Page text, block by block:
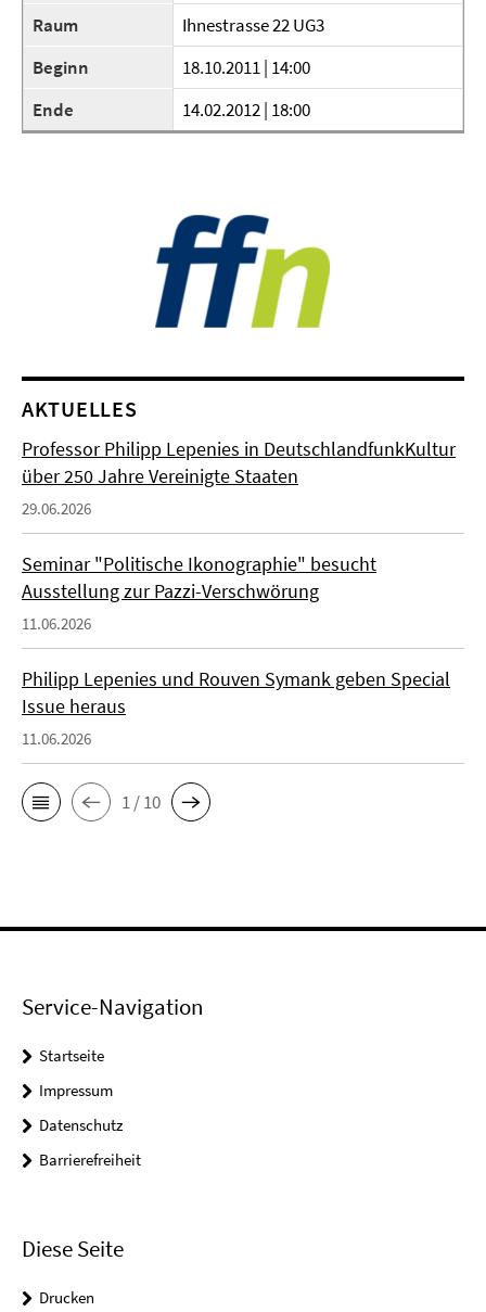
Raum
Ihnestrasse 22 UG3
Beginn
18.10.2011 | 14:00
Ende
14.02.2012 | 18:00
AKTUELLES
Professor Philipp Lepenies in DeutschlandfunkKultur
über 250 Jahre Vereinigte Staaten
29.06.2026
Seminar "Politische Ikonographie" besucht
Ausstellung zur Pazzi-Verschwörung
11.06.2026
Philipp Lepenies und Rouven Symank geben Special
Issue heraus
11.06.2026
1 / 10
Service-Navigation
Startseite
Impressum
Datenschutz
Barrierefreiheit
Diese Seite
Drucken